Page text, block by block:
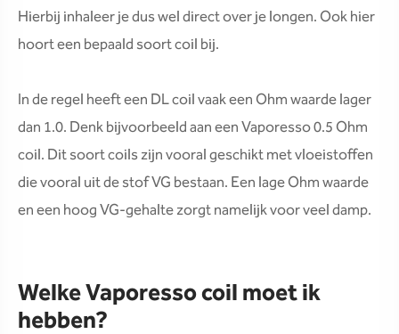
Hierbij inhaleer je dus wel direct over je longen. Ook hier
hoort een bepaald soort coil bij.
In de regel heeft een DL coil vaak een Ohm waarde lager
dan 1.0. Denk bijvoorbeeld aan een Vaporesso 0.5 Ohm
coil. Dit soort coils zijn vooral geschikt met vloeistoffen
die vooral uit de stof VG bestaan. Een lage Ohm waarde
en een hoog VG-gehalte zorgt namelijk voor veel damp.
Welke Vaporesso coil moet ik
hebben?